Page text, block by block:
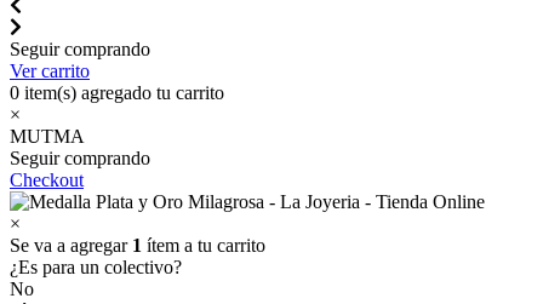
Seguir comprando
Ver carrito
0 item(s) agregado tu carrito
×
MUTMA
Seguir comprando
Checkout
×
Se va a agregar 1 ítem a tu carrito
¿Es para un colectivo?
No